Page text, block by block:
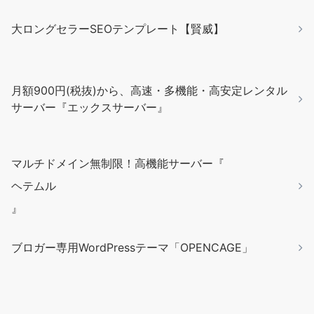
大ロングセラーSEOテンプレート【賢威】
月額900円(税抜)から、高速・多機能・高安定レンタル
サーバー『エックスサーバー』
マルチドメイン無制限！高機能サーバー『
ヘテムル
』
ブロガー専用WordPressテーマ「OPENCAGE」